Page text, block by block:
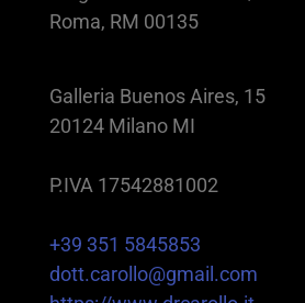
Roma, RM 00135
Galleria Buenos Aires, 15
20124 Milano MI
P.IVA 17542881002
+39 351 5845853
dott.carollo@gmail.com